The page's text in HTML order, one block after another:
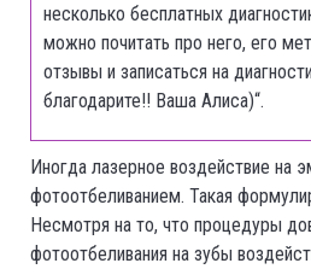
несколько бесплатных
можно почитать про него, его
отзывы и записаться на
благодарите!! Ваша Алиса)“.
Иногда лазерное воздействие на
фотоотбеливанием. Такая
Несмотря на то, что процедуры
фотоотбеливания на зубы